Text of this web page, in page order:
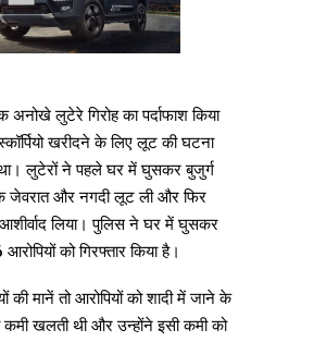
लुटेरे गिरोह का पर्दाफाश किया
खरीदने के लिए लूट की घटना
लुटेरों ने पहले घर में घुसकर बुजुर्ग
जेवरात और नगदी लूट ली और फिर
लिया। पुलिस ने घर में घुसकर
को गिरफ्तार किया है।
की मानें तो आरोपियों को शादी में जाने के
कमी खलती थी और उन्होंने इसी कमी को